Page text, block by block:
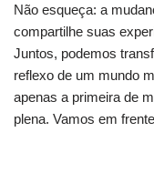
Não esqueça:⁤ a
compartilhe​ suas‌
Juntos, ⁢podemos‍
reflexo de⁢ um mundo
apenas a⁣ primeira ‍de⁤
plena.‍ Vamos em